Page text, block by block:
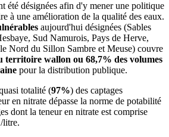
été désignées afin d'y mener une politique
à une amélioration de la qualité des eaux.
aujourd'hui désignées (Sables
Sud Namurois, Pays de Herve,
Nord du Sillon Sambre et Meuse) couvre
territoire wallon ou 68,7% des volumes
pour la distribution publique.
totalité (97%) des captages
en nitrate dépasse la norme de potabilité
dont la teneur en nitrate est comprise
litre.